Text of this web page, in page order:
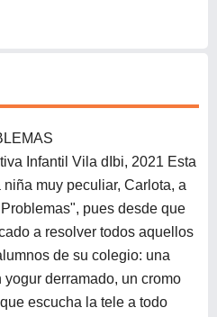
Infantil Vila dIbi, 2021 Esta
muy peculiar, Carlota, a
pues desde que
a resolver todos aquellos
de su colegio: una
derramado, un cromo
escucha la tele a todo